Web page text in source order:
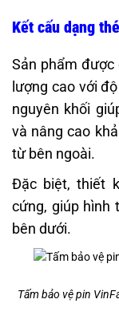
Kết cấu dạng
Sản phẩm
lượng cao với
nguyên khối
và nâng cao
từ bên ngoài.
Đặc biệt, thiết
cứng, giúp hình
bên dưới.
Tấm bảo vệ pin